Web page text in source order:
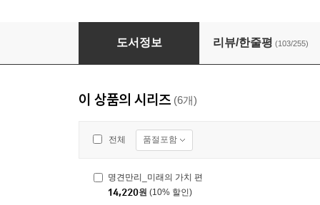
명견만리_새로운 사회 편
도서정보 리뷰/한줄평 (103/255)
이 상품의 시리즈 (6개)
전체 품절포함
명견만리_미래의 가치 편
14,220원 (10% 할인)